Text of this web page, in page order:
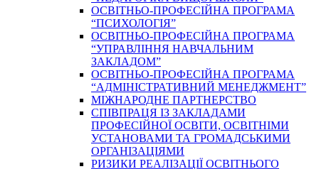
ОСВІТНЬО-ПРОФЕСІЙНА ПРОГРАМА
“ПСИХОЛОГІЯ”
ОСВІТНЬО-ПРОФЕСІЙНА ПРОГРАМА
“УПРАВЛІННЯ НАВЧАЛЬНИМ
ЗАКЛАДОМ”
ОСВІТНЬО-ПРОФЕСІЙНА ПРОГРАМА
“АДМІНІСТРАТИВНИЙ МЕНЕДЖМЕНТ”
МІЖНАРОДНЕ ПАРТНЕРСТВО
СПІВПРАЦЯ ІЗ ЗАКЛАДАМИ
ПРОФЕСІЙНОЇ ОСВІТИ, ОСВІТНІМИ
УСТАНОВАМИ ТА ГРОМАДСЬКИМИ
ОРГАНІЗАЦІЯМИ
РИЗИКИ РЕАЛІЗАЦІЇ ОСВІТНЬОГО